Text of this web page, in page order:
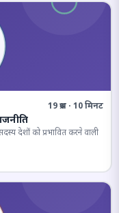
19 प्रश्न · 10 मिनट
देशों को प्रभावित करने वाली